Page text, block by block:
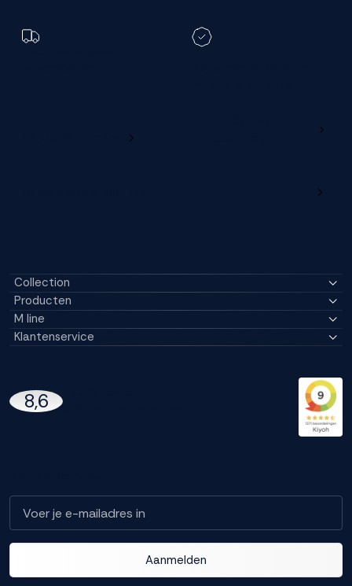
Collection
Producten
M line
Klantenservice
8,6
Aanmelden